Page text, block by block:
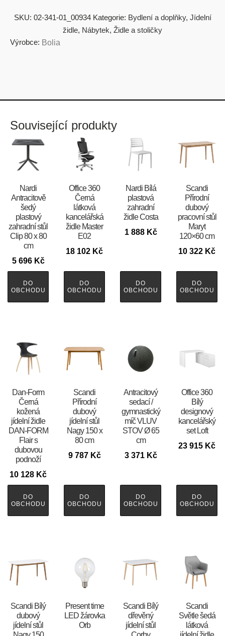
SKU: 02-341-01_00934 Kategorie: Bydlení a doplňky, Jídelní
židle, Nábytek, Židle a stoličky
Výrobce: Bolia
Související produkty
Nardi
Antracitově
šedý
plastový
zahradní stůl
Clip 80 x 80
cm
5 696 Kč
DO
OBCHODU
Office 360
Černá
látková
kancelářská
židle Master
E02
18 102 Kč
DO
OBCHODU
Nardi Bílá
plastová
zahradní
židle Costa
1 888 Kč
DO
OBCHODU
Scandi
Přírodní
dubový
pracovní stůl
Maryt
120×60 cm
10 322 Kč
DO
OBCHODU
​​​​​Dan-Form
Černá
kožená
jídelní židle
DAN-FORM
Flair s
dubovou
podnoží
10 128 Kč
DO
OBCHODU
Scandi
Přírodní
dubový
jídelní stůl
Nagy 150 x
80 cm
9 787 Kč
DO
OBCHODU
Antracitový
sedací /
gymnastický
míč VLUV
STOV Ø 65
cm
3 371 Kč
DO
OBCHODU
Office 360
Bílý
designový
kancelářský
set Loft
23 915 Kč
DO
OBCHODU
Scandi Bílý
dubový
jídelní stůl
Present time
LED žárovka
Orb
Scandi Bílý
dřevěný
jídelní stůl
Scandi
Světle šedá
látková